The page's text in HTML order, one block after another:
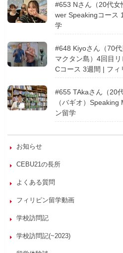
#653 Nさん（20代女
wer Speakingコース
学
#648 Kiyoさん（70代男性）
マクタン島）4回目
Cコース 3週間 | フィ
#655 TAkaさん（20
（バギオ）
ン留学
お知らせ
CEBU21の長所
よくある質問
フィリピン留学動画
学校訪問記
学校訪問記(~2023)